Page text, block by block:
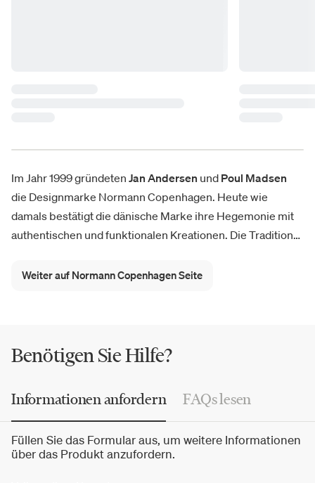
Im Jahr 1999 gründeten Jan Andersen und Poul Madsen
die Designmarke Normann Copenhagen. Heute wie
damals bestätigt die dänische Marke ihre Hegemonie mit
authentischen und funktionalen Kreationen. Die Tradition
dargestellt. Derskandinavische Charakter
Copenhagen Leuchten, Meilensteine in der Geschichte der
Marke. Im Jahr 2009 beginnt die Marke mit der Produktion
Normann Copenhagen Bell, eine
eleganteundfunktionale
Pendelleuchte, und Lust, eine Kollektion dekorativer
Wandspiegel. Folgt der Krenit Bowl, mit minimalistischen
Linien, rein und originell, und viele andere.
Weiter auf Normann Copenhagen Seite
Benötigen Sie Hilfe?
Informationen anfordern FAQs lesen
Füllen Sie das Formular aus, um weitere Informationen
über das Produkt anzufordern.